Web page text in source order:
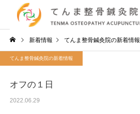
新着情報 てんま整骨鍼灸院の新着情報
てんま整骨鍼灸院の新着情報
オフの１日
2022.06.29